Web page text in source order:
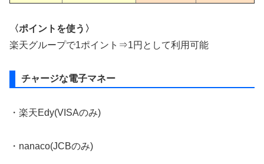
〈ポイントを使う〉
楽天グループで1ポイント⇒1円として利用可能
チャージな電子マネー
・楽天Edy(VISAのみ)
・nanaco(JCBのみ)